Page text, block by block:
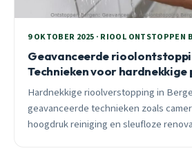
9 OKTOBER 2025 · RIOOL ONTSTOPPEN
Geavanceerde
Technieken voor hardnekkige
Hardnekkige rioolverstopping in
geavanceerde technieken zoals
hoogdruk reiniging en sleufloze